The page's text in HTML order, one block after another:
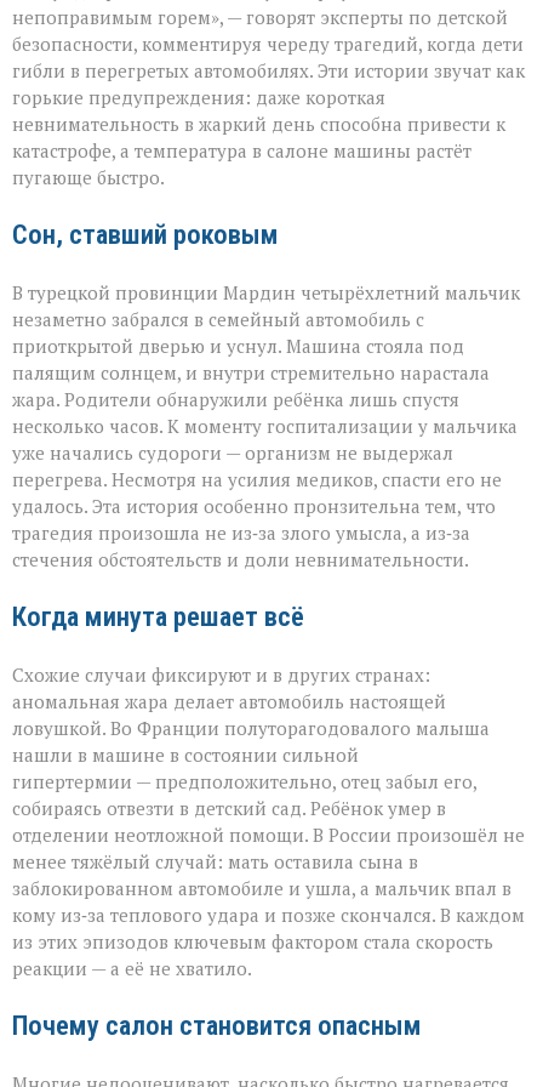
прощает
невнимательности:
трагедии
в
раскалённых
машинах»
непоправимым горем», — говорят эксперты по детской
безопасности, комментируя череду трагедий, когда дети
гибли в перегретых автомобилях. Эти истории звучат как
горькие предупреждения: даже короткая
невнимательность в жаркий день способна привести к
катастрофе, а температура в салоне машины растёт
пугающе быстро.
Сон, ставший роковым
В турецкой провинции Мардин четырёхлетний мальчик
незаметно забрался в семейный автомобиль с
приоткрытой дверью и уснул. Машина стояла под
палящим солнцем, и внутри стремительно нарастала
жара. Родители обнаружили ребёнка лишь спустя
несколько часов. К моменту госпитализации у мальчика
уже начались судороги — организм не выдержал
перегрева. Несмотря на усилия медиков, спасти его не
удалось. Эта история особенно пронзительна тем, что
трагедия произошла не из‑за злого умысла, а из‑за
стечения обстоятельств и доли невнимательности.
Когда минута решает всё
Схожие случаи фиксируют и в других странах:
аномальная жара делает автомобиль настоящей
ловушкой. Во Франции полуторагодовалого малыша
нашли в машине в состоянии сильной
гипертермии — предположительно, отец забыл его,
собираясь отвезти в детский сад. Ребёнок умер в
отделении неотложной помощи. В России произошёл не
менее тяжёлый случай: мать оставила сына в
заблокированном автомобиле и ушла, а мальчик впал в
кому из‑за теплового удара и позже скончался. В каждом
из этих эпизодов ключевым фактором стала скорость
реакции — а её не хватило.
Почему салон становится опасным